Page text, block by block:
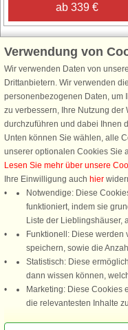
ab 339 €
Schließen Sie sich
Erhalten Sie einen
Ferienhausurlaub - melden
an. Verpassen Sie nie wieder
Urlaubstipps!
Folgen Sie
Verwendung von
Wir verwenden Daten von
Drittanbietern. Wir verwenden
personenbezogenen Daten, um
zu verbessern, Ihre Nutzung der
durchzuführen und dabei Ihnen
Unten können Sie wählen, alle
unserer optionalen Cookies Sie
Lesen Sie mehr über unsere
Ihre Einwilligung auch hier
Notwendige: Diese
funktioniert, indem sie
Liste der Lieblingshäuser,
Funktionell: Diese werden
speichern, sowie die
Statistisch: Diese
dann wissen können,
Marketing: Diese Cookies
die relevantesten Inhalte